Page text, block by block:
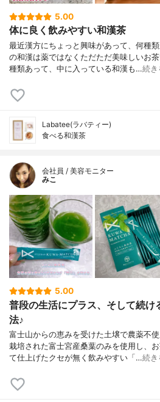
5.00
体に良く飲みやすい和漢茶
最近漢方にちょっと興味があって、何種
の和漢は薬ではなくただただ美味しいお
種類あって、中に入っている和漢も…続き
Labatee(ラバティー)
食べる和漢茶
会社員 / 美容モニター
みこ
5.00
普段の生活にプラス、そして続け
法♪
富士山からの恵みを受けた土壌で農薬不
栽培された富士宮産桑葉のみを使用し、
て仕上げたクセが無く飲みやすい「…続き